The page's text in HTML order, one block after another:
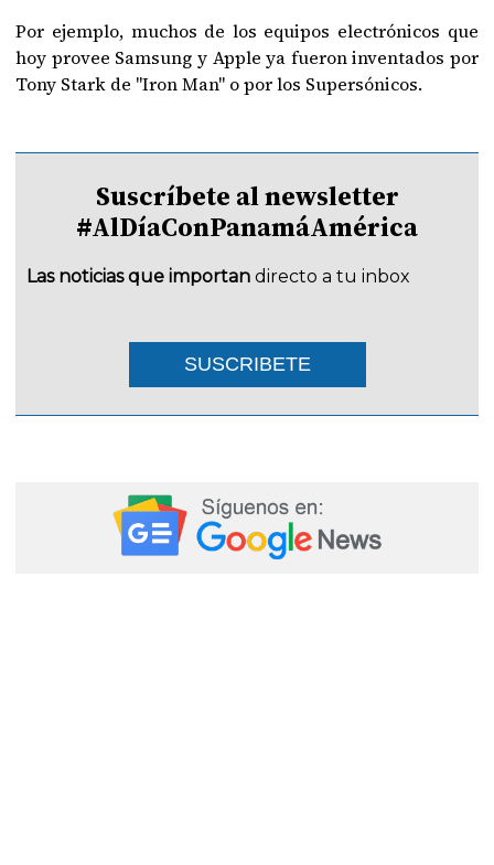
Por ejemplo, muchos de los equipos electrónicos que
hoy provee Samsung y Apple ya fueron inventados por
Tony Stark de "Iron Man" o por los Supersónicos.
Suscríbete al newsletter
#AlDíaConPanamáAmérica
Las noticias que importan directo a tu inbox
SUSCRIBETE